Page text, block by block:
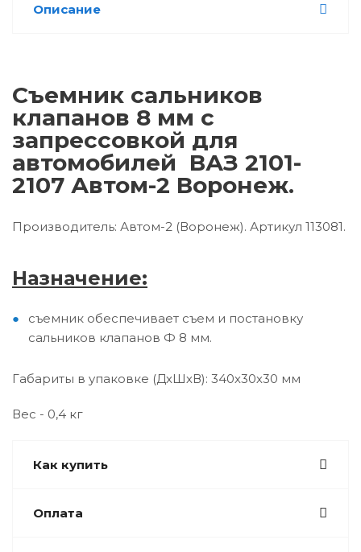
Описание
Съемник сальников
клапанов 8 мм с
запрессовкой для
автомобилей ВАЗ 2101-
2107 Автом-2 Воронеж.
Производитель: Автом-2 (Воронеж). Артикул 113081.
Назначение:
съемник обеспечивает съем и постановку
сальников клапанов Ф 8 мм.
Габариты в упаковке (ДхШхВ): 340х30х30 мм
Вес - 0,4 кг
Как купить
Оплата